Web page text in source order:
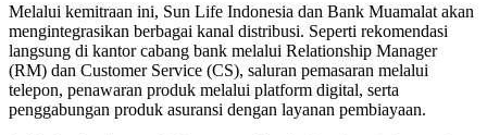
Melalui kemitraan ini, Sun Life Indonesia dan Bank Muamalat akan
mengintegrasikan berbagai kanal distribusi. Seperti rekomendasi
langsung di kantor cabang bank melalui Relationship Manager
(RM) dan Customer Service (CS), saluran pemasaran melalui
telepon, penawaran produk melalui platform digital, serta
penggabungan produk asuransi dengan layanan pembiayaan.